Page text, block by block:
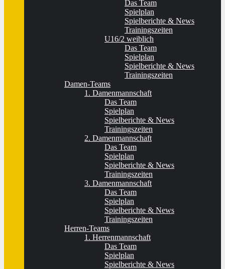
Das Team
Spielplan
Spielberichte & News
Trainingszeiten
U16/2 weiblich
Das Team
Spielplan
Spielberichte & News
Trainingszeiten
Damen-Teams
1. Damenmannschaft
Das Team
Spielplan
Spielberichte & News
Trainingszeiten
2. Damenmannschaft
Das Team
Spielplan
Spielberichte & News
Trainingszeiten
3. Damenmannschaft
Das Team
Spielplan
Spielberichte & News
Trainingszeiten
Herren-Teams
1. Herrenmannschaft
Das Team
Spielplan
Spielberichte & News